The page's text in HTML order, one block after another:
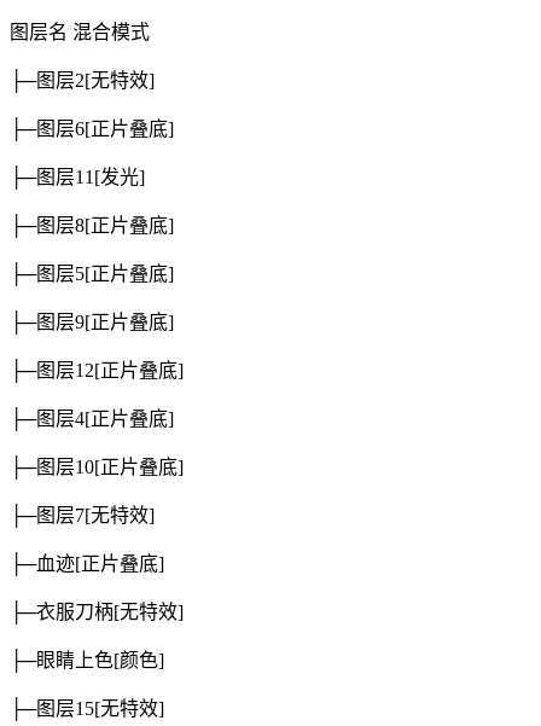
图层名 混合模式
├─图层2[无特效]
├─图层6[正片叠底]
├─图层11[发光]
├─图层8[正片叠底]
├─图层5[正片叠底]
├─图层9[正片叠底]
├─图层12[正片叠底]
├─图层4[正片叠底]
├─图层10[正片叠底]
├─图层7[无特效]
├─血迹[正片叠底]
├─衣服刀柄[无特效]
├─眼睛上色[颜色]
├─图层15[无特效]